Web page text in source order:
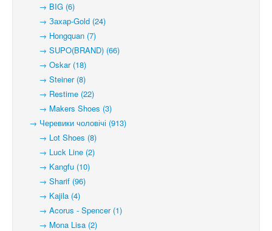
→ BIG (6)
→ Захар-Gold (24)
→ Hongquan (7)
→ SUPO(BRAND) (66)
→ Oskar (18)
→ Steiner (8)
→ Restime (22)
→ Makers Shoes (3)
→ Черевики чоловічі (913)
→ Lot Shoes (8)
→ Luck Line (2)
→ Kangfu (10)
→ Sharif (96)
→ Kajila (4)
→ Acorus - Spencer (1)
→ Mona Lisa (2)